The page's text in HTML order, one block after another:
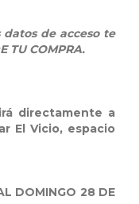
de acceso te
TU COMPRA.
directamente a
El Vicio, espacio
DOMINGO 28 DE